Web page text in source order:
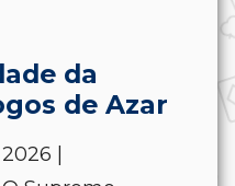
da
de Azar
|